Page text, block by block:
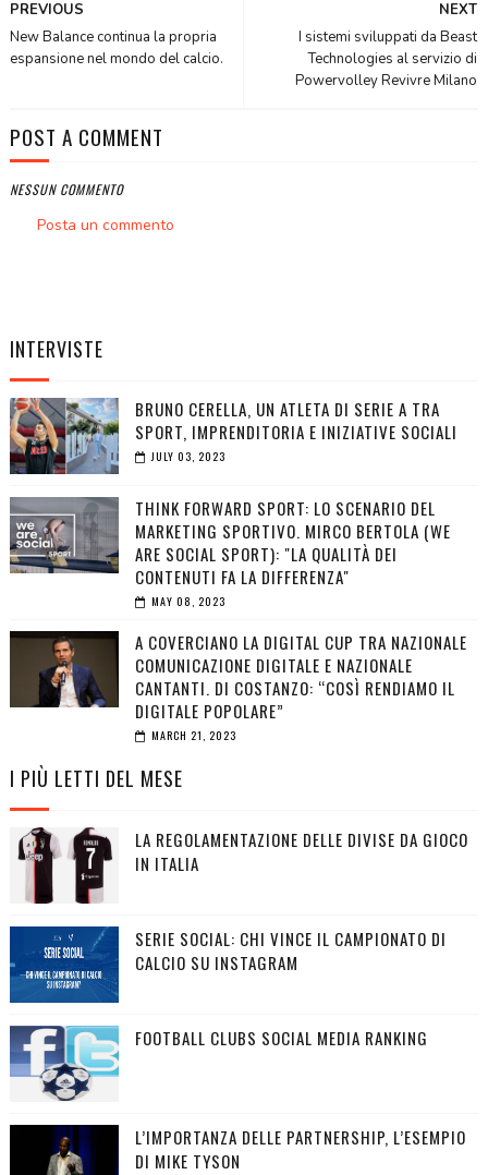
NEXT
I sistemi sviluppati da Beast
Technologies al servizio di
Powervolley Revivre Milano
PREVIOUS
New Balance continua la propria
espansione nel mondo del calcio.
POST A COMMENT
NESSUN COMMENTO
Posta un commento
INTERVISTE
BRUNO CERELLA, UN ATLETA DI SERIE A TRA
SPORT, IMPRENDITORIA E INIZIATIVE SOCIALI
JULY 03, 2023
THINK FORWARD SPORT: LO SCENARIO DEL
MARKETING SPORTIVO. MIRCO BERTOLA (WE
ARE SOCIAL SPORT): "LA QUALITÀ DEI
CONTENUTI FA LA DIFFERENZA"
MAY 08, 2023
A COVERCIANO LA DIGITAL CUP TRA NAZIONALE
COMUNICAZIONE DIGITALE E NAZIONALE
CANTANTI. DI COSTANZO: “COSÌ RENDIAMO IL
DIGITALE POPOLARE”
MARCH 21, 2023
I PIÙ LETTI DEL MESE
LA REGOLAMENTAZIONE DELLE DIVISE DA GIOCO
IN ITALIA
SERIE SOCIAL: CHI VINCE IL CAMPIONATO DI
CALCIO SU INSTAGRAM
FOOTBALL CLUBS SOCIAL MEDIA RANKING
L’IMPORTANZA DELLE PARTNERSHIP, L’ESEMPIO
DI MIKE TYSON